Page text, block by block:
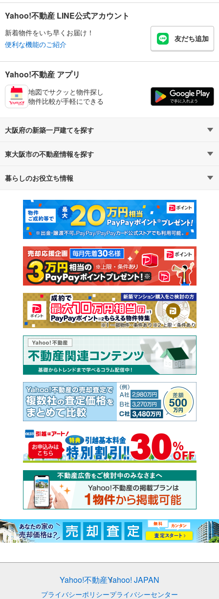
Yahoo!不動産 LINE公式アカウント
新着物件をいち早くお届け！
便利な機能のご紹介
友だち追加
Yahoo!不動産 アプリ
地図でサクッと物件探し
物件比較が手軽にできる
大阪府の新築一戸建てを探す
路線・駅から探す
通勤・通学時間から探す
東大阪市の不動産情報を探す
不動産・住宅
新築マンション 中古マンション
新築一戸建て 中古一戸建て
注文住宅 土地
売却査定
暮らしのお役立ち情報
マンションカタログ 教えて！住まいの先生
Yahoo!不動産Yahoo! JAPAN
プライバシーポリシープライバシーセンター